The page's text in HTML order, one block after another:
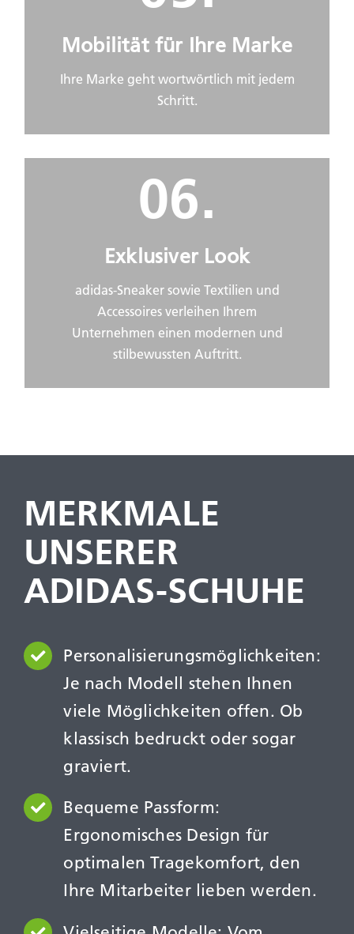
Mobilität für Ihre Marke
Ihre Marke geht wortwörtlich mit jedem
Schritt.
06.
Exklusiver Look
adidas-Sneaker sowie Textilien und
Accessoires verleihen Ihrem
Unternehmen einen modernen und
stilbewussten Auftritt.
MERKMALE
UNSERER
ADIDAS-SCHUHE
Personalisierungs­möglichkeiten:
Je nach Modell stehen Ihnen
viele Möglichkeiten offen. Ob
klassisch bedruckt oder sogar
graviert.
Bequeme Passform:
Ergonomisches Design für
optimalen Tragekomfort, den
Ihre Mitarbeiter lieben werden.